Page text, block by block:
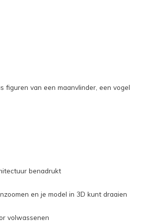
figuren van een maanvlinder, een vogel
benadrukt
en je model in 3D kunt draaien
volwassenen